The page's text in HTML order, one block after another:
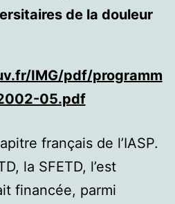
de la douleur
IMG/pdf/programm
05.pdf
français de l’IASP.
la SFETD, l’est
financée, parmi